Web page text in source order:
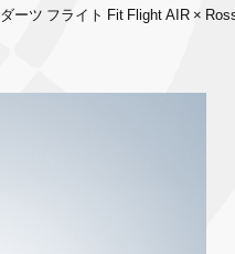
ダーツ フライト Fit Flight AIR ×